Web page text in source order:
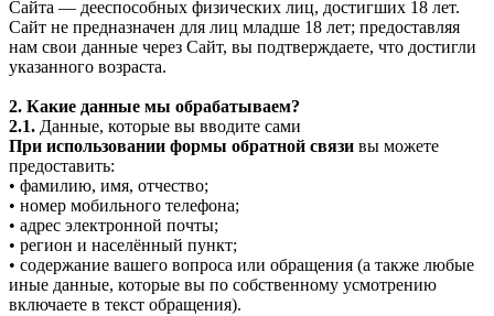
Сайта — дееспособных физических лиц, достигших 18 лет.
Сайт не предназначен для лиц младше 18 лет; предоставляя
нам свои данные через Сайт, вы подтверждаете, что достигли
указанного возраста.
2. Какие данные мы обрабатываем?
2.1. Данные, которые вы вводите сами
При использовании формы обратной связи вы можете
предоставить:
• фамилию, имя, отчество;
• номер мобильного телефона;
• адрес электронной почты;
• регион и населённый пункт;
• содержание вашего вопроса или обращения (а также любые
иные данные, которые вы по собственному усмотрению
включаете в текст обращения).